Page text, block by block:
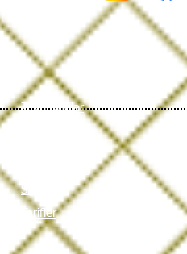
Tarifler
Zeytinyağlar
Sirkeler